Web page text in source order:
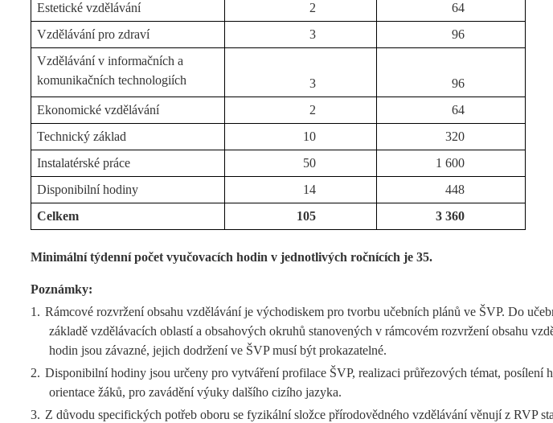
Estetické vzdělávání
2
64
Vzdělávání pro zdraví
3
96
Vzdělávání v informačních a
komunikačních technologiích
3
96
Ekonomické vzdělávání
2
64
Technický základ
10
320
Instalatérské práce
50
1 600
Disponibilní hodiny
14
448
Celkem
105 3 360
Minimální týdenní počet vyučovacích hodin v jednotlivých ročnících je 35.
Poznámky:
1. Rámcové rozvržení obsahu vzdělávání je východiskem pro tvorbu učebních plánů ve ŠVP. Do
základě vzdělávacích oblastí a obsahových okruhů stanovených v rámcovém rozvržení obsahu
hodin jsou závazné, jejich dodržení ve ŠVP musí být prokazatelné.
2. Disponibilní hodiny jsou určeny pro vytváření profilace ŠVP, realizaci průřezových témat,
orientace žáků, pro zavádění výuky dalšího cizího jazyka.
3. Z důvodu specifických potřeb oboru se fyzikální složce přírodovědného vzdělávání věnují z RVP